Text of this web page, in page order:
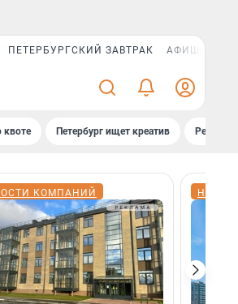
ПЕТЕРБУРГСКИЙ ЗАВТРАК АФИША PLUS
квоте Петербург ищет креатив
КОМПАНИЙ